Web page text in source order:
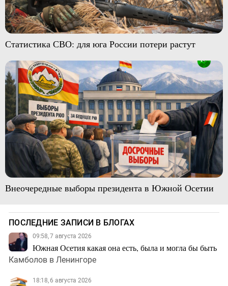
Статистика СВО: для юга России потери растут
Внеочередные выборы президента в Южной Осетии
ПОСЛЕДНИЕ ЗАПИСИ В БЛОГАХ
09:58, 7 августа 2026
Южная Осетия какая она есть, была и могла бы быть
Камболов в Ленингоре
18:18, 6 августа 2026